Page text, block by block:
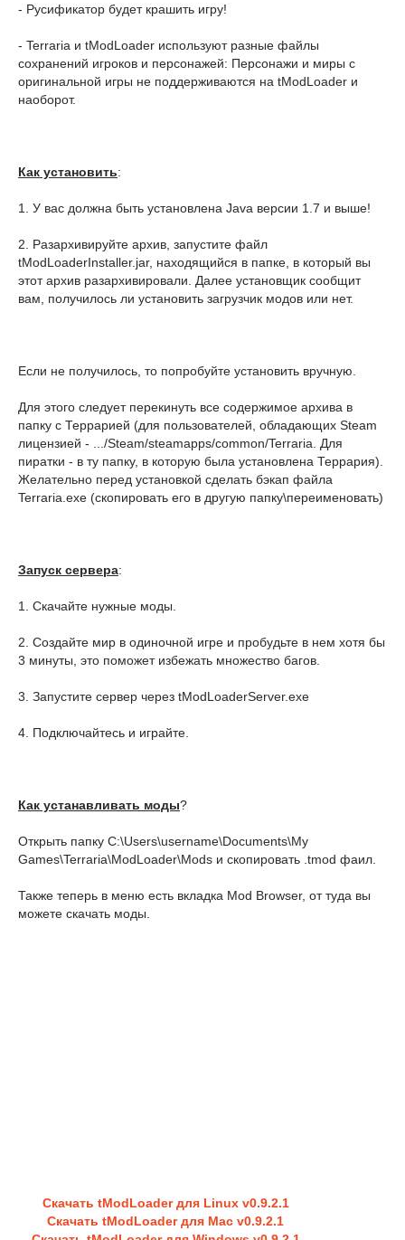
- Русификатор будет крашить игру!
- Terraria и tModLoader используют разные файлы
сохранений игроков и персонажей: Персонажи и миры с
оригинальной игры не поддерживаются на tModLoader и
наоборот.
Как установить:
1. У вас должна быть установлена Java версии 1.7 и выше!
2. Разархивируйте архив, запустите файл
tModLoaderInstaller.jar, находящийся в папке, в который вы
этот архив разархивировали. Далее установщик сообщит
вам, получилось ли установить загрузчик модов или нет.
Если не получилось, то попробуйте установить вручную.
Для этого следует перекинуть все содержимое архива в
папку с Террарией (для пользователей, обладающих Steam
лицензией - .../Steam/steamapps/common/Terraria. Для
пиратки - в ту папку, в которую была установлена Террария).
Желательно перед установкой сделать бэкап файла
Terraria.exe (скопировать его в другую папку\переименовать)
Запуск сервера:
1. Скачайте нужные моды.
2. Создайте мир в одиночной игре и пробудьте в нем хотя бы
3 минуты, это поможет избежать множество багов.
3. Запустите сервер через tModLoaderServer.exe
4. Подключайтесь и играйте.
Как устанавливать моды?
Открыть папку C:\Users\username\Documents\My
Games\Terraria\ModLoader\Mods и скопировать .tmod фаил.
Также теперь в меню есть вкладка Mod Browser, от туда вы
можете скачать моды.
Скачать tModLoader для Linux v0.9.2.1
Скачать tModLoader для Mac v0.9.2.1